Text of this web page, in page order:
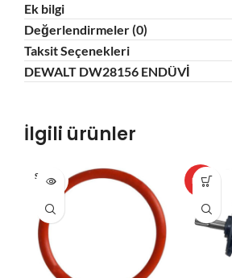
Ek bilgi
Değerlendirmeler (0)
Taksit Seçenekleri
DEWALT DW28156 ENDÜVİ
İlgili ürünler
SOLD O
UT
HOT